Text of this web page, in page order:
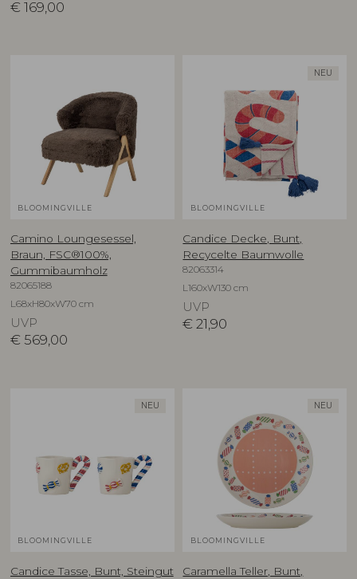
€ 169,00
BLOOMINGVILLE
Camino Loungesessel,
Braun, FSC®100%,
Gummibaumholz
82065188
L68xH80xW70 cm
UVP
€ 569,00
NEU
BLOOMINGVILLE
Candice Decke, Bunt,
Recycelte Baumwolle
82063314
L160xW130 cm
UVP
€ 21,90
NEU
BLOOMINGVILLE
Candice Tasse, Bunt, Steingut
NEU
BLOOMINGVILLE
Caramella Teller, Bunt,